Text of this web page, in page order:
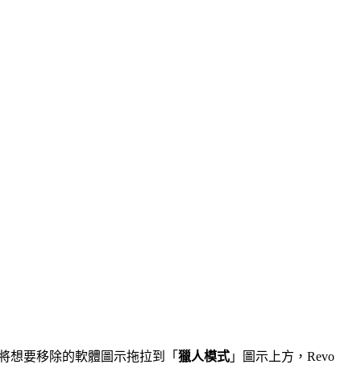
想要移除的軟體圖示拖拉到「 獵人模式 」圖示上方，Revo